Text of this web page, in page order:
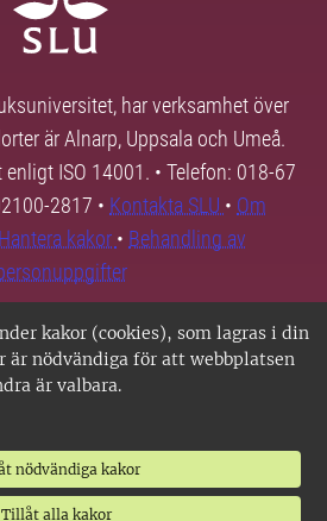
kakor (cookies), som lagras i din
är nödvändiga för att webbplatsen
är valbara.
nödvändiga kakor
Tillåt alla kakor
har verksamhet över
är Alnarp, Uppsala och Umeå.
ISO 14001. • Telefon: 018-67
2817 • Kontakta SLU • Om
Hantera kakor • Behandling av